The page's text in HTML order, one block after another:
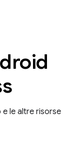
e le altre risorse